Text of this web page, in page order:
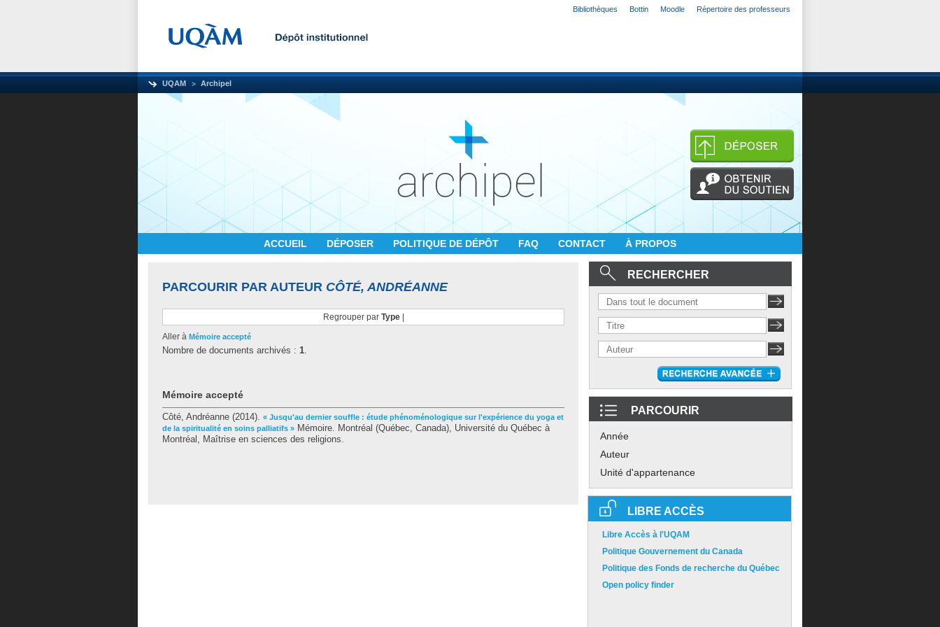
Bibliothèques Bottin Moodle Répertoire des professeurs
UQAM Archipel
ACCUEIL DÉPOSER POLITIQUE DE DÉPÔT FAQ CONTACT À PROPOS
PARCOURIR PAR AUTEUR CÔTÉ, ANDRÉANNE
Regrouper par Type|
Aller à Mémoire accepté
Nombre de documents archivés : 1.
Mémoire accepté
Côté, Andréanne (2014). « Jusqu'au dernier souffle : étude phénoménologique sur l'expérience du yoga et
de la spiritualité en soins palliatifs » Mémoire. Montréal (Québec, Canada), Université du Québec à
Montréal, Maîtrise en sciences des religions.
RECHERCHER
PARCOURIR
Année
Auteur
Unité d'appartenance
LIBRE ACCÈS
Libre Accès à l'UQAM
Politique Gouvernement du Canada
Politique des Fonds de recherche du Québec
Open policy finder